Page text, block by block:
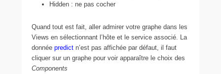
Hidden : ne pas cocher
Quand tout est fait, aller admirer votre graphe dans les
Views en sélectionnant l’hôte et le service associé. La
donnée predict n’est pas affichée par défaut, il faut
cliquer sur un graphe pour voir apparaître le choix des
Components